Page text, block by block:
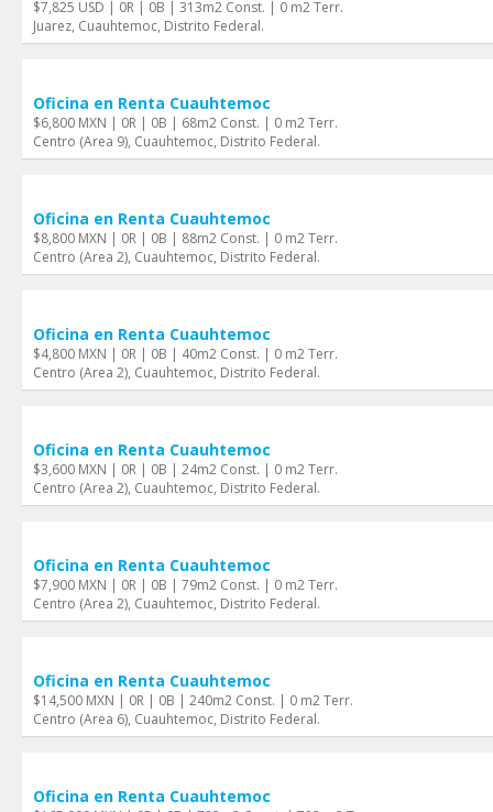
$7,825 USD | 0R | 0B | 313m2 Const. | 0 m2 Terr.
Juarez, Cuauhtemoc, Distrito Federal.
Oficina en Renta Cuauhtemoc
$6,800 MXN | 0R | 0B | 68m2 Const. | 0 m2 Terr.
Centro (Area 9), Cuauhtemoc, Distrito Federal.
Oficina en Renta Cuauhtemoc
$8,800 MXN | 0R | 0B | 88m2 Const. | 0 m2 Terr.
Centro (Area 2), Cuauhtemoc, Distrito Federal.
Oficina en Renta Cuauhtemoc
$4,800 MXN | 0R | 0B | 40m2 Const. | 0 m2 Terr.
Centro (Area 2), Cuauhtemoc, Distrito Federal.
Oficina en Renta Cuauhtemoc
$3,600 MXN | 0R | 0B | 24m2 Const. | 0 m2 Terr.
Centro (Area 2), Cuauhtemoc, Distrito Federal.
Oficina en Renta Cuauhtemoc
$7,900 MXN | 0R | 0B | 79m2 Const. | 0 m2 Terr.
Centro (Area 2), Cuauhtemoc, Distrito Federal.
Oficina en Renta Cuauhtemoc
$14,500 MXN | 0R | 0B | 240m2 Const. | 0 m2 Terr.
Centro (Area 6), Cuauhtemoc, Distrito Federal.
Oficina en Renta Cuauhtemoc